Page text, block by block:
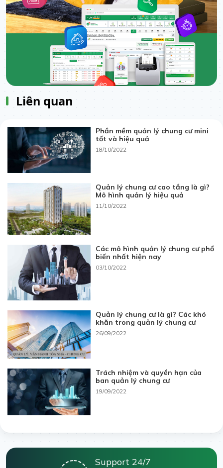
Liên quan
Phần mềm quản lý chung cư mini
tốt và hiệu quả
18/10/2022
Quản lý chung cư cao tầng là gì?
Mô hình quản lý hiệu quả
11/10/2022
Các mô hình quản lý chung cư phổ
biến nhất hiện nay
03/10/2022
Quản lý chung cư là gì? Các khó
khăn trong quản lý chung cư
26/09/2022
Trách nhiệm và quyền hạn của
ban quản lý chung cư
19/09/2022
Support 24/7